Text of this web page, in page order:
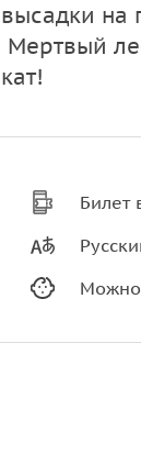
на
Мертвый
Билет
Можно